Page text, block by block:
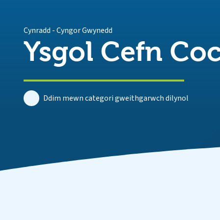
Cynradd -Cyngor Gwynedd
Ysgol Cefn
Ddim mewn categori gweithgarwch dilynol